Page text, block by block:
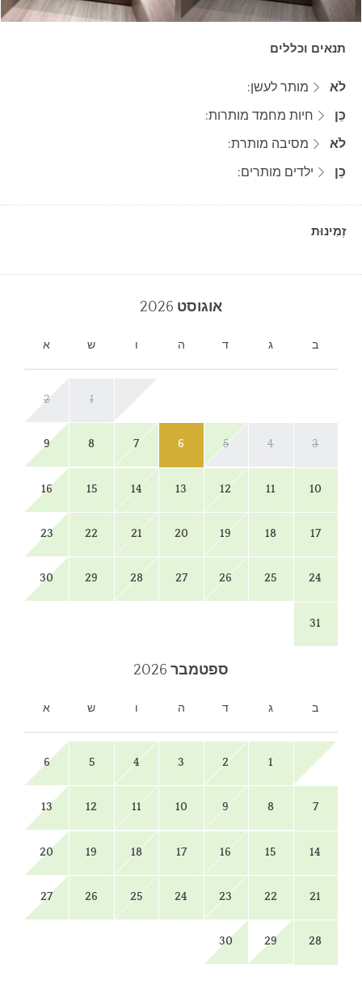
תנאים וכללים
מותר לעשן:
לֹא
חיות מחמד מותרות:
כֵּן
מסיבה מותרת:
לֹא
ילדים מותרים:
כֵּן
זְמִינוּת
אוגוסט 2026
ב ג ד ה ו ש א
1
2
3
4
5
6
7
8
9
10
11
12
13
14
15
16
17
18
19
20
21
22
23
24
25
26
27
28
29
30
31
ספטמבר 2026
ב ג ד ה ו ש א
1
2
3
4
5
6
7
8
9
10
11
12
13
14
15
16
17
18
19
20
21
22
23
24
25
26
27
28
29
30